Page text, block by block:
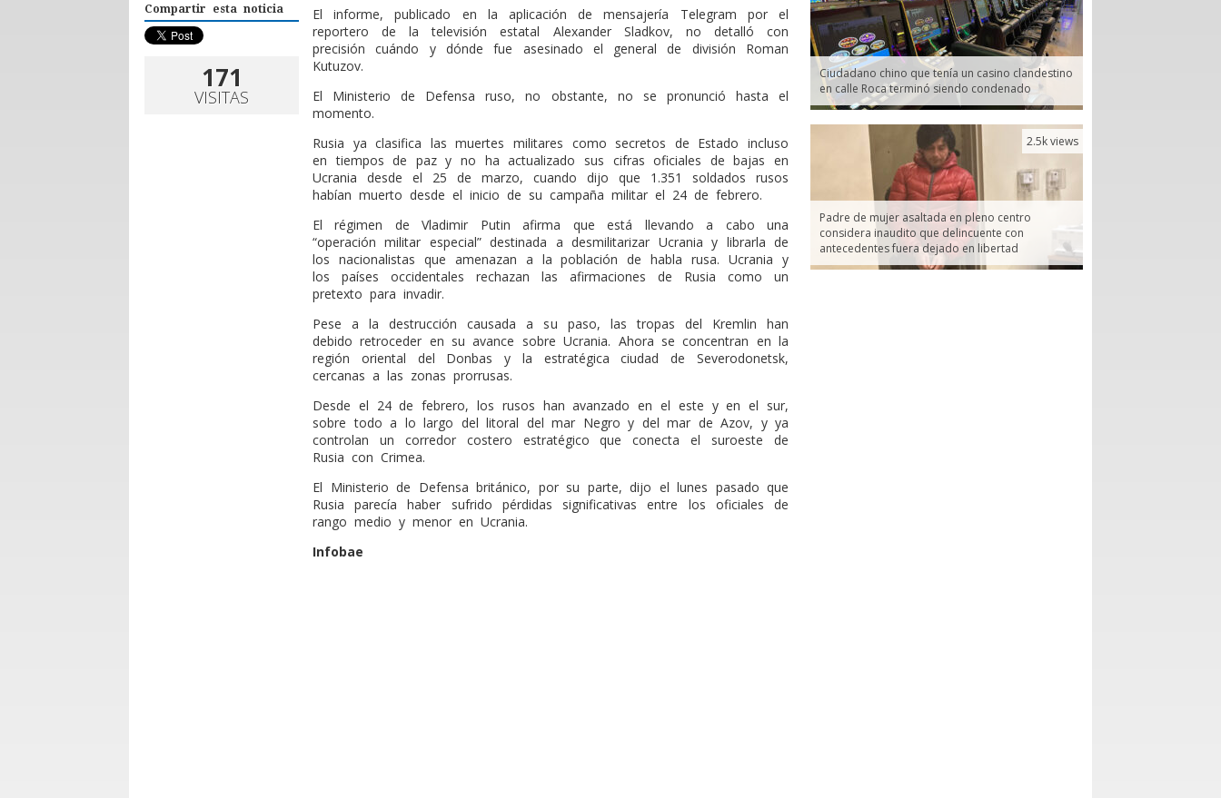
Compartir esta noticia
171
VISITAS
El informe, publicado en la aplicación de mensajería Telegram por el
reportero de la televisión estatal Alexander Sladkov, no detalló con
precisión cuándo y dónde fue asesinado el general de división Roman
Kutuzov.
El Ministerio de Defensa ruso, no obstante, no se pronunció hasta el
momento.
Rusia ya clasifica las muertes militares como secretos de Estado incluso
en tiempos de paz y no ha actualizado sus cifras oficiales de bajas en
Ucrania desde el 25 de marzo, cuando dijo que 1.351 soldados rusos
habían muerto desde el inicio de su campaña militar el 24 de febrero.
El régimen de Vladimir Putin afirma que está llevando a cabo una
“operación militar especial” destinada a desmilitarizar Ucrania y librarla de
los nacionalistas que amenazan a la población de habla rusa. Ucrania y
los países occidentales rechazan las afirmaciones de Rusia como un
pretexto para invadir.
Pese a la destrucción causada a su paso, las tropas del Kremlin han
debido retroceder en su avance sobre Ucrania. Ahora se concentran en la
región oriental del Donbas y la estratégica ciudad de Severodonetsk,
cercanas a las zonas prorrusas.
Desde el 24 de febrero, los rusos han avanzado en el este y en el sur,
sobre todo a lo largo del litoral del mar Negro y del mar de Azov, y ya
controlan un corredor costero estratégico que conecta el suroeste de
Rusia con Crimea.
El Ministerio de Defensa británico, por su parte, dijo el lunes pasado que
Rusia parecía haber sufrido pérdidas significativas entre los oficiales de
rango medio y menor en Ucrania.
Infobae
Ciudadano chino que tenía un casino clandestino
en calle Roca terminó siendo condenado
Padre de mujer asaltada en pleno centro
considera inaudito que delincuente con
antecedentes fuera dejado en libertad
2.5k views